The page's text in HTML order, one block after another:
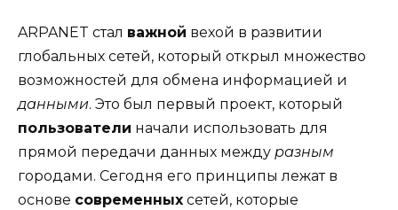
ARPANET стал важной вехой в развитии
глобальных сетей, который открыл множество
возможностей для обмена информацией и
данными. Это был первый проект, который
пользователи начали использовать для
прямой передачи данных между разным
городами. Сегодня его принципы лежат в
основе современных сетей, которые